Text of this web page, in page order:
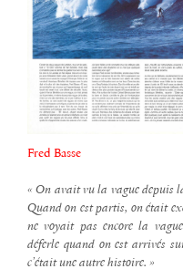
Fred Basse
« On avait vu la vague depuis
Quand on est partis, on était
ne voyait pas encore la
déferle quand on est arrivés
c’était une autre histoire. »